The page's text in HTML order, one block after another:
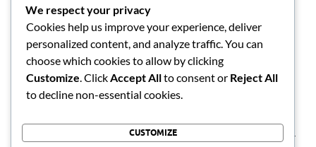
sugerează că urzica poate ajuta la gestionarea
simptomelor alergice prin blocarea eliberării histaminei,
făcând-o o alegere comună pentru cei care suferă de
alergii sezoniere. Cu toate acestea, eficiența poate varia în
funcție de toleranța individuală și de formularea specifică
utilizată.
Deși mulți fitoterapeuți pledează pentru utilizarea acestor
We respect your privacy
Cookies help us improve your experience, deliver
personalized content, and analyze traffic. You can
choose which cookies to allow by clicking
Customize . Click Accept Allto consent or Reject All
to decline non-essential cookies.
CUSTOMIZE